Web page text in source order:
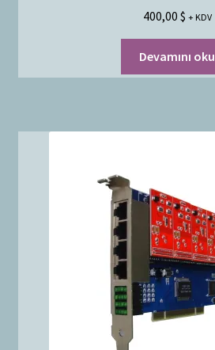
400,00 $ + KDV
Devamını oku